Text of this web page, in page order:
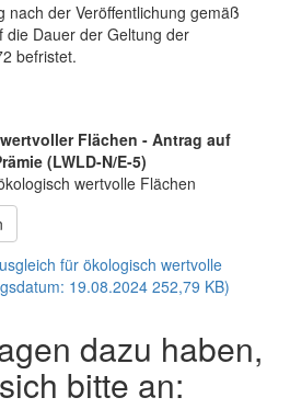
nach der Veröffentlichung gemäß
die Dauer der Geltung der
befristet.
Flächen - Antrag auf
(LWLD-N/E-5)
wertvolle Flächen
für ökologisch wertvolle
19.08.2024 252,79 KB)
dazu haben,
bitte an: